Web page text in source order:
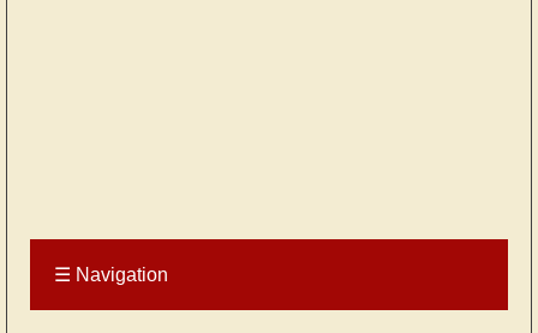
☰ Navigation